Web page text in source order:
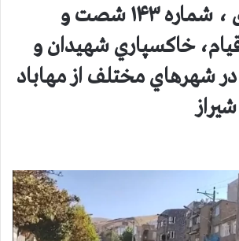
قيام سراسری ، شماره ۱۴۳ شصت و
خاكسپاري شهيدان و
شهرهاي مختلف از مهاباد